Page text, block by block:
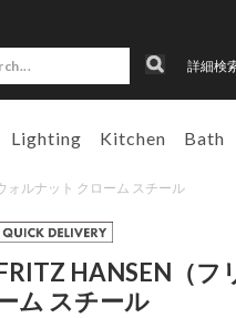
詳細検
Lighting Kitchen Bath
ォルナット クローム スチール
HANSEN（
ム スチール